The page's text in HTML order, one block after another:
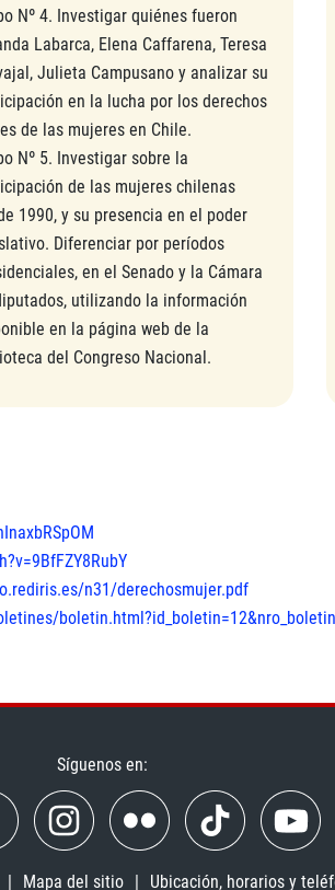
Nº 4. Investigar quiénes fueron
Labarca, Elena Caffarena, Teresa
Julieta Campusano y analizar su
en la lucha por los derechos
de las mujeres en Chile.
Nº 5. Investigar sobre la
de las mujeres chilenas
1990, y su presencia en el poder
Diferenciar por períodos
en el Senado y la Cámara
utilizando la información
en la página web de la
del Congreso Nacional.
n31/derechosmujer.pdf
Síguenos en:
Mapa del sitio Ubicación, horarios y